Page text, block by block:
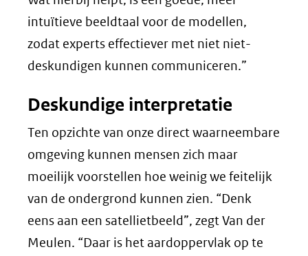
intuïtieve beeldtaal voor de modellen,
zodat experts effectiever met niet niet-
deskundigen kunnen communiceren.”
Deskundige interpretatie
Ten opzichte van onze direct waarneembare
omgeving kunnen mensen zich maar
moeilijk voorstellen hoe weinig we feitelijk
van de ondergrond kunnen zien. “Denk
eens aan een satellietbeeld”, zegt Van der
Meulen. “Daar is het aardoppervlak op te